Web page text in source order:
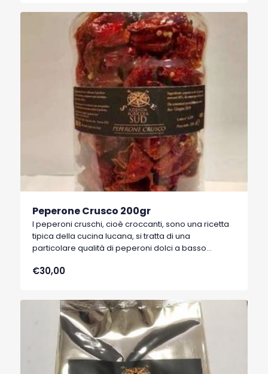
Peperone Crusco 200gr
I peperoni cruschi, cioè croccanti, sono una ricetta
tipica della cucina lucana, si tratta di una
particolare qualità di peperoni dolci a basso
Basilicata, che hanno ottenuto nel 1996 il marchio
€30,00